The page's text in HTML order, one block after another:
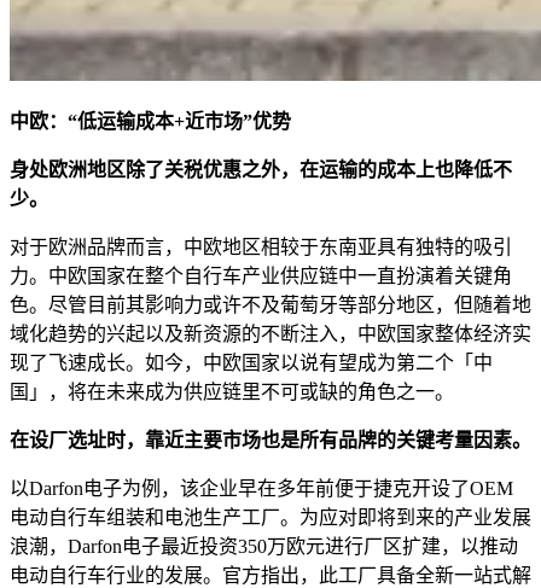
中欧：“低运输成本+近市场”优势
身处欧洲地区除了关税优惠之外，在运输的成本上也降低不
少。
对于欧洲品牌而言，中欧地区相较于东南亚具有独特的吸引
力。中欧国家在整个自行车产业供应链中一直扮演着关键角
色。尽管目前其影响力或许不及葡萄牙等部分地区，但随着地
域化趋势的兴起以及新资源的不断注入，中欧国家整体经济实
现了飞速成长。如今，中欧国家以说有望成为第二个「中
国」，将在未来成为供应链里不可或缺的角色之一。
在设厂选址时，靠近主要市场也是所有品牌的关键考量因素。
以Darfon电子为例，该企业早在多年前便于捷克开设了OEM
电动自行车组装和电池生产工厂。为应对即将到来的产业发展
浪潮，Darfon电子最近投资350万欧元进行厂区扩建，以推动
电动自行车行业的发展。官方指出，此工厂具备全新一站式解